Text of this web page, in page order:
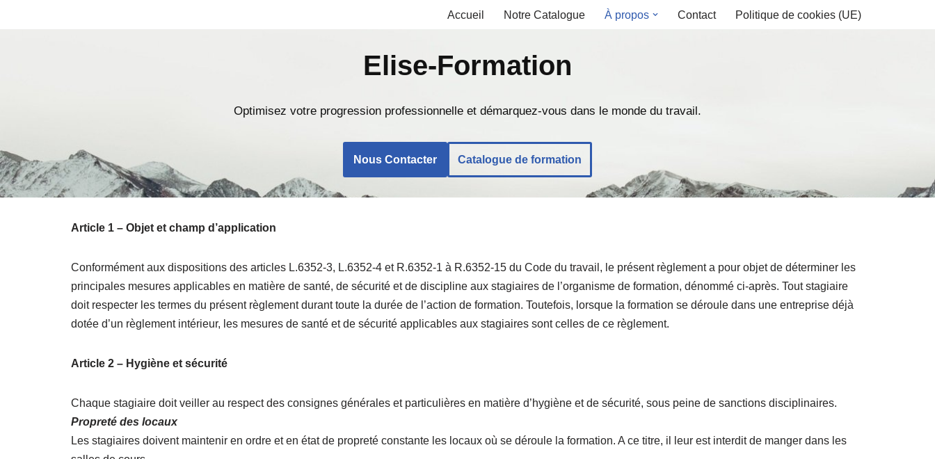
Accueil Notre Catalogue À propos Contact Politique de cookies (UE)
Elise-Formation
Optimisez votre progression professionnelle et démarquez-vous dans le monde du travail.
Nous Contacter Catalogue de formation
Article 1 – Objet et champ d’application
Conformément aux dispositions des articles L.6352-3, L.6352-4 et R.6352-1 à R.6352-15 du Code du travail, le présent règlement a pour objet de déterminer les
principales mesures applicables en matière de santé, de sécurité et de discipline aux stagiaires de l’organisme de formation, dénommé ci-après. Tout stagiaire
doit respecter les termes du présent règlement durant toute la durée de l’action de formation. Toutefois, lorsque la formation se déroule dans une entreprise déjà
dotée d’un règlement intérieur, les mesures de santé et de sécurité applicables aux stagiaires sont celles de ce règlement.
Article 2 – Hygiène et sécurité
Chaque stagiaire doit veiller au respect des consignes générales et particulières en matière d’hygiène et de sécurité, sous peine de sanctions disciplinaires.
Propreté des locaux
Les stagiaires doivent maintenir en ordre et en état de propreté constante les locaux où se déroule la formation. A ce titre, il leur est interdit de manger dans les